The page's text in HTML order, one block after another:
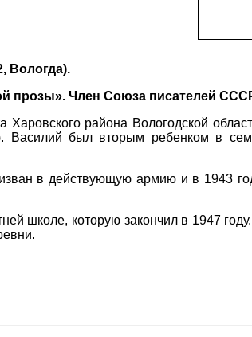
Вологда).
прозы». Член Союза писателей
района Вологодской
Василий был вторым ребенком в
в действующую армию и в 1943
школе, которую закончил в 1947